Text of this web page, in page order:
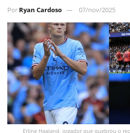
Por Ryan Cardoso 07/nov/2025
Erling Haaland, jogador que quebrou o